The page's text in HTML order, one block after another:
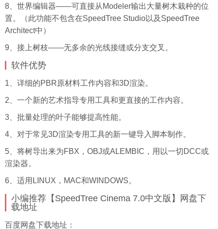
8、世界编辑器——可直接从Modeler输出大量树木栽种的位
置。（此功能不包含在SpeedTree Studio以及SpeedTree
Architect中）
9、接上树枝——无多余的光线接缝或分支交叉。
软件优势
1、详细的PBR原材料工作内容和3D渲染。
2、一个新的艺术指导专用工具和更直接的工作内容。
3、批量处理的叶子能够提高性能。
4、对于常见3D渲染专用工具的新一键导入脚本制作。
5、将树导出来为FBX，OBJ或ALEMBIC，用以一切DCC或
渲染器。
6、适用LINUX，MAC和WINDOWS。
小编推荐【SpeedTree Cinema 7.0中文版】网盘下
载地址
百度网盘下载地址：